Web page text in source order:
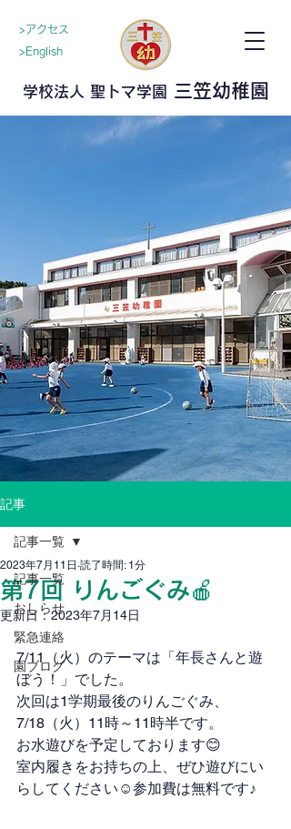
>アクセス
>English
学校法人 聖トマ学園 三笠幼稚園
記事
記事一覧
おしらせ
緊急連絡
園ブログ
記事一覧
第7回 りんごぐみ🍎
2023年7月11日 読了時間: 1分
更新日：2023年7月14日
7/11（火）のテーマは「年長さんと遊
ぼう！」でした。
次回は1学期最後のりんごぐみ、
7/18（火）11時～11時半です。
お水遊びを予定しております😊
室内履きをお持ちの上、ぜひ遊びにい
らしてください☺参加費は無料です♪